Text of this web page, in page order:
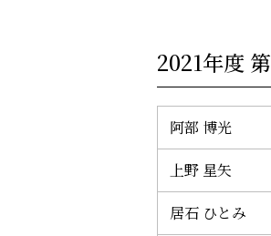
2021年度
阿部 博光
上野 星矢
居石 ひとみ